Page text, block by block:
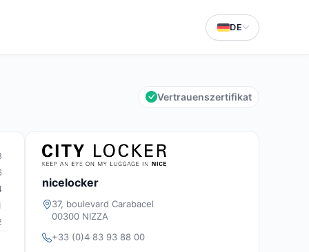
DE
Vertrauenszertifikat
nicelocker
37, boulevard Carabacel
00300 NIZZA
+33 (0)4 83 93 88 00